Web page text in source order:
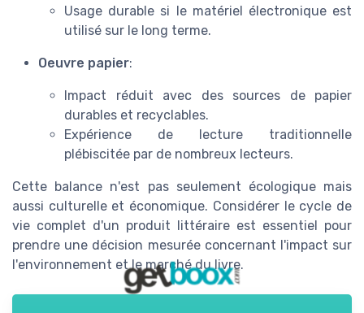
Usage durable si le matériel électronique est
utilisé sur le long terme.
Oeuvre papier:
Impact réduit avec des sources de papier
durables et recyclables.
Expérience de lecture traditionnelle
plébiscitée par de nombreux lecteurs.
Cette balance n'est pas seulement écologique mais
aussi culturelle et économique. Considérer le cycle de
vie complet d'un produit littéraire est essentiel pour
prendre une décision mesurée concernant l'impact sur
l'environnement et le marché du livre.